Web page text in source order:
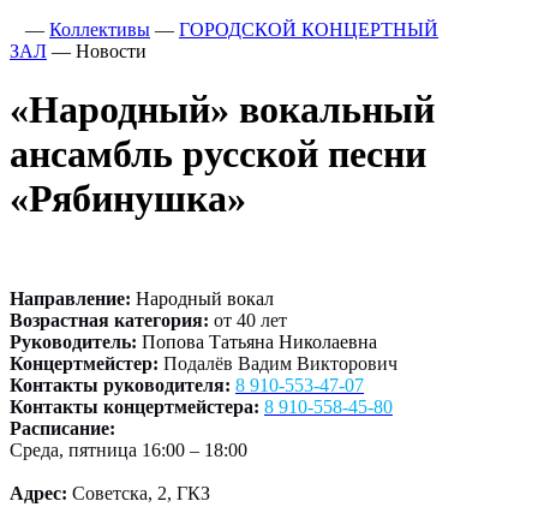
— Коллективы — ГОРОДСКОЙ КОНЦЕРТНЫЙ
ЗАЛ — Новости
«Народный» вокальный
ансамбль русской песни
«Рябинушка»
Направление: Народный вокал
Возрастная категория: от 40 лет
Руководитель: Попова Татьяна Николаевна
Концертмейстер: Подалёв Вадим Викторович
Контакты руководителя: 8 910-553-47-07
Контакты концертмейстера: 8 910-558-45-80
Расписание:
Среда, пятница 16:00 – 18:00
Адрес: Советска, 2, ГКЗ